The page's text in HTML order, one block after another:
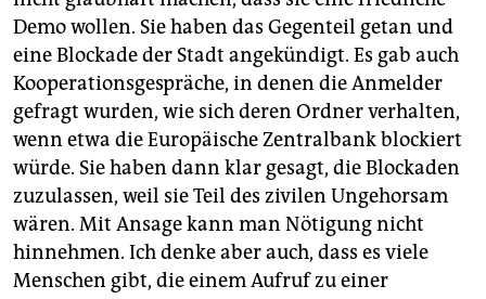
Demo wollen. Sie haben das Gegenteil getan und
eine Blockade der Stadt angekündigt. Es gab auch
Kooperationsgespräche, in denen die Anmelder
gefragt wurden, wie sich deren Ordner verhalten,
wenn etwa die Europäische Zentralbank blockiert
würde. Sie haben dann klar gesagt, die Blockaden
zuzulassen, weil sie Teil des zivilen Ungehorsam
wären. Mit Ansage kann man Nötigung nicht
hinnehmen. Ich denke aber auch, dass es viele
Menschen gibt, die einem Aufruf zu einer